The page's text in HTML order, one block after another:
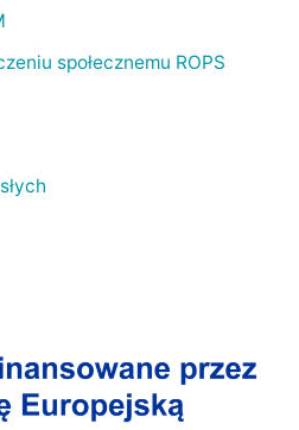
społecznemu ROPS